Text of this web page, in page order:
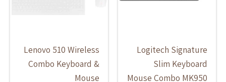
Logitech Signature
Slim Keyboard
Mouse Combo MK950
Lenovo 510 Wireless
Combo Keyboard &
Mouse